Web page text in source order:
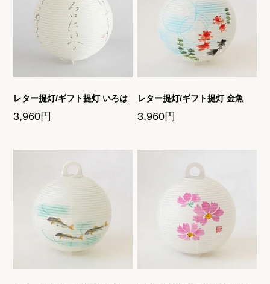
レター提灯/ギフト提灯 いろは
3,960円
レター提灯/ギフト提灯 金魚
3,960円